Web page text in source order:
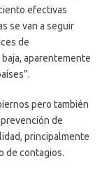
efectivas
se van a seguir
de
aparentemente
pero también
de
principalmente
de contagios.